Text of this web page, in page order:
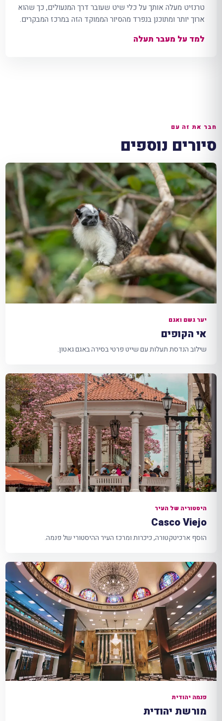
טרנזיט מעלה אותך על כלי שיט שעובר דרך המנעולים, כך שהוא
ארוך יותר ומתוכנן בנפרד מהסיור הממוקד הזה במרכז המבקרים.
למד על מעבר תעלה
חבר את זה עם
סיורים נוספים
יער גשם ואגם
אי הקופים
שילוב הנדסת תעלות עם שייט פרטי בסירה באגם גאטון.
היסטוריה של העיר
Casco Viejo
הוסף ארכיטקטורה, כיכרות ומרכז העיר ההיסטורי של פנמה.
פנמה יהודית
מורשת יהודית